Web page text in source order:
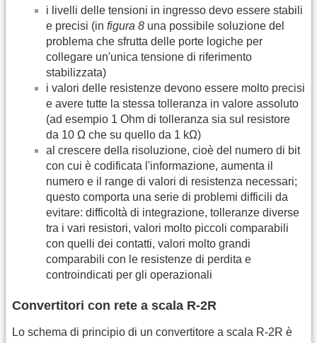
i livelli delle tensioni in ingresso devo essere stabili
e precisi (in figura 8 una possibile soluzione del
problema che sfrutta delle porte logiche per
collegare un'unica tensione di riferimento
stabilizzata)
i valori delle resistenze devono essere molto precisi
e avere tutte la stessa tolleranza in valore assoluto
(ad esempio 1 Ohm di tolleranza sia sul resistore
da 10 Ω che su quello da 1 kΩ)
al crescere della risoluzione, cioè del numero di bit
con cui è codificata l'informazione, aumenta il
numero e il range di valori di resistenza necessari;
questo comporta una serie di problemi difficili da
evitare: difficoltà di integrazione, tolleranze diverse
tra i vari resistori, valori molto piccoli comparabili
con quelli dei contatti, valori molto grandi
comparabili con le resistenze di perdita e
controindicati per gli operazionali
Convertitori con rete a scala R-2R
Lo schema di principio di un convertitore a scala R-2R è